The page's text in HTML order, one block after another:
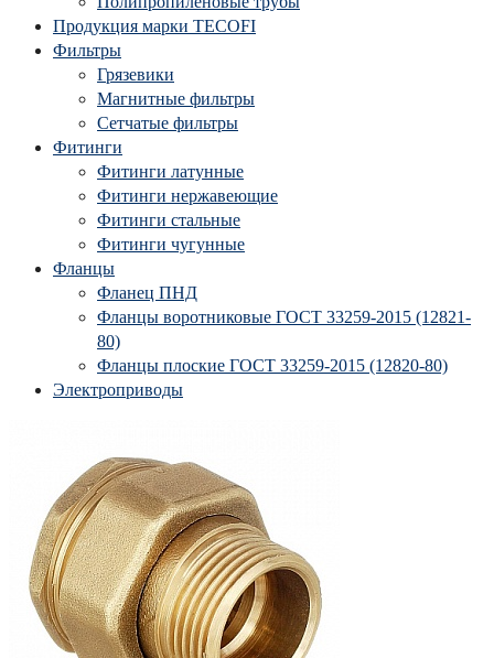
Продукция марки TECOFI
Фильтры
Грязевики
Магнитные фильтры
Сетчатые фильтры
Фитинги
Фитинги латунные
Фитинги нержавеющие
Фитинги стальные
Фитинги чугунные
Фланцы
Фланец ПНД
Фланцы воротниковые ГОСТ 33259-2015 (12821-
80)
Фланцы плоские ГОСТ 33259-2015 (12820-80)
Электроприводы